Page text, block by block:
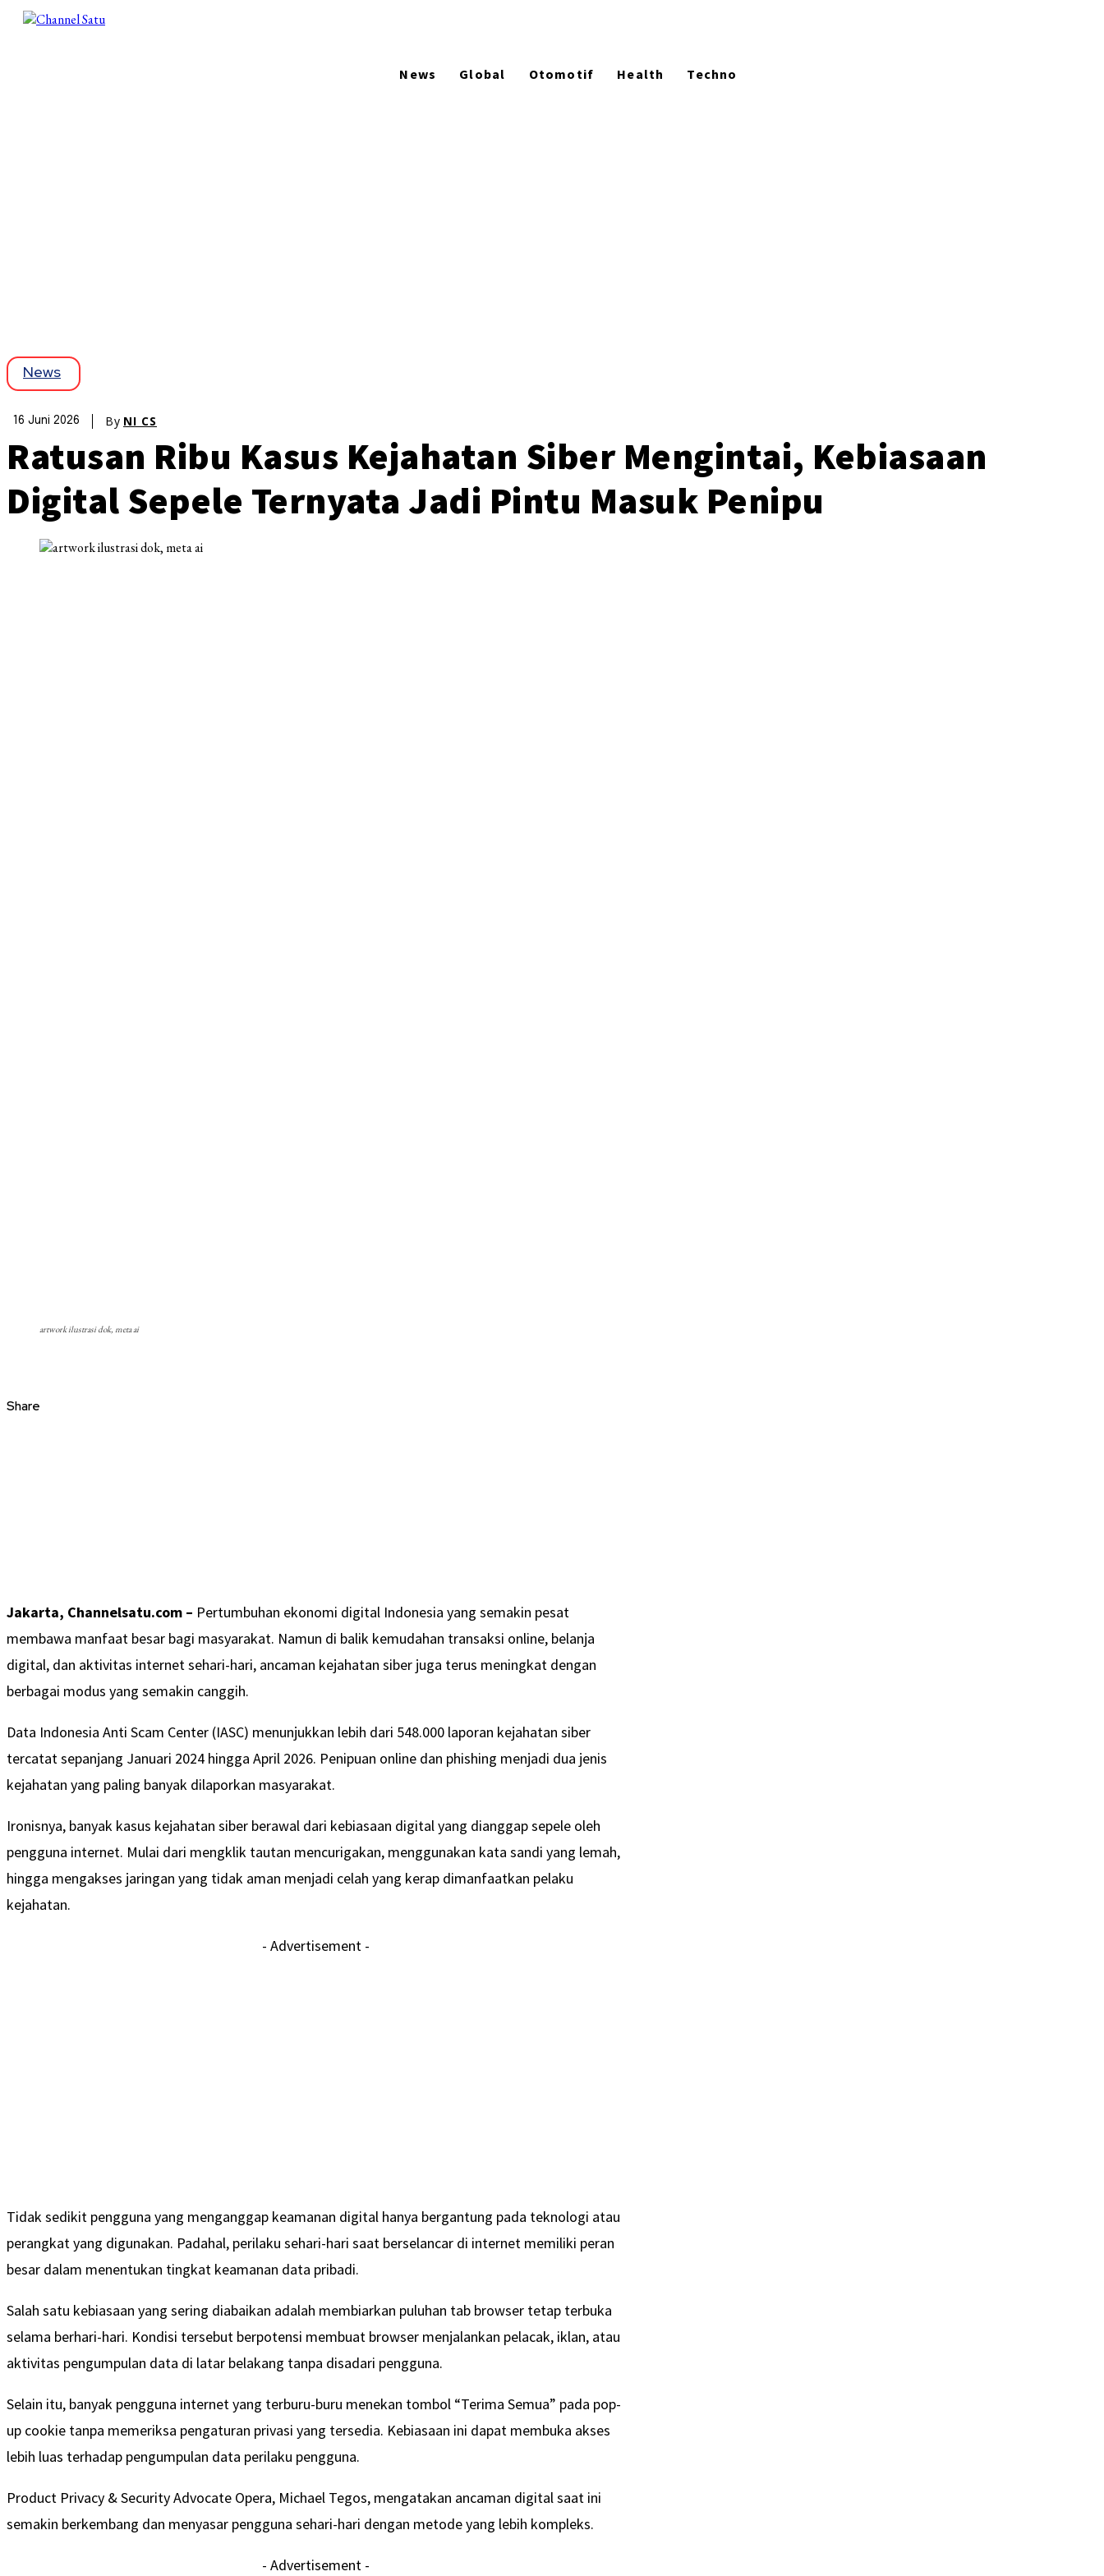
News Global Otomotif Health Techno
News
16 Juni 2026 By NI CS
Ratusan Ribu Kasus Kejahatan Siber Mengintai, Kebiasaan
Digital Sepele Ternyata Jadi Pintu Masuk Penipu
artwork ilustrasi dok, meta ai
Share
Jakarta, Channelsatu.com – Pertumbuhan ekonomi digital Indonesia yang semakin pesat
membawa manfaat besar bagi masyarakat. Namun di balik kemudahan transaksi online, belanja
digital, dan aktivitas internet sehari-hari, ancaman kejahatan siber juga terus meningkat dengan
berbagai modus yang semakin canggih.
Data Indonesia Anti Scam Center (IASC) menunjukkan lebih dari 548.000 laporan kejahatan siber
tercatat sepanjang Januari 2024 hingga April 2026. Penipuan online dan phishing menjadi dua jenis
kejahatan yang paling banyak dilaporkan masyarakat.
Ironisnya, banyak kasus kejahatan siber berawal dari kebiasaan digital yang dianggap sepele oleh
pengguna internet. Mulai dari mengklik tautan mencurigakan, menggunakan kata sandi yang lemah,
hingga mengakses jaringan yang tidak aman menjadi celah yang kerap dimanfaatkan pelaku
kejahatan.
- Advertisement -
Tidak sedikit pengguna yang menganggap keamanan digital hanya bergantung pada teknologi atau
perangkat yang digunakan. Padahal, perilaku sehari-hari saat berselancar di internet memiliki peran
besar dalam menentukan tingkat keamanan data pribadi.
Salah satu kebiasaan yang sering diabaikan adalah membiarkan puluhan tab browser tetap terbuka
selama berhari-hari. Kondisi tersebut berpotensi membuat browser menjalankan pelacak, iklan, atau
aktivitas pengumpulan data di latar belakang tanpa disadari pengguna.
Selain itu, banyak pengguna internet yang terburu-buru menekan tombol “Terima Semua” pada pop-
up cookie tanpa memeriksa pengaturan privasi yang tersedia. Kebiasaan ini dapat membuka akses
lebih luas terhadap pengumpulan data perilaku pengguna.
Product Privacy & Security Advocate Opera, Michael Tegos, mengatakan ancaman digital saat ini
semakin berkembang dan menyasar pengguna sehari-hari dengan metode yang lebih kompleks.
- Advertisement -